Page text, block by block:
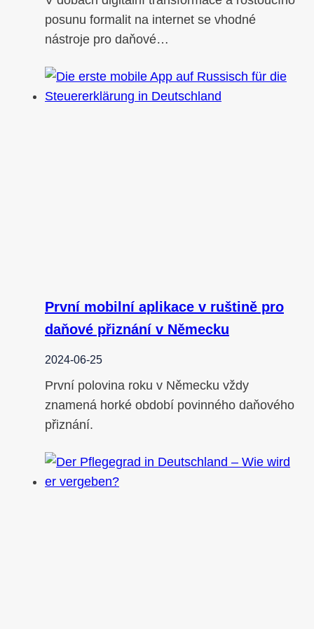
posunu formalit na internet se vhodné
nástroje pro daňové…
První mobilní aplikace v ruštině pro
daňové přiznání v Německu
2024-06-25
První polovina roku v Německu vždy
znamená horké období povinného daňového
přiznání.